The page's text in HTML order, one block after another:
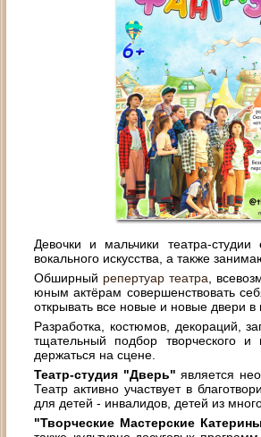
Девочки и мальчики театра-
вокального искусства, а также
Обширный репертуар театра ,
юным актёрам совершенствовать
открывать все новые и новые двери
Разработка, костюмов, декораций,
тщательный подбор творческого и
держаться на сцене.
Театр-студия "Дверь" является
Театр активно участвует в
для детей - инвалидов, детей из
"Творческие Мастерские